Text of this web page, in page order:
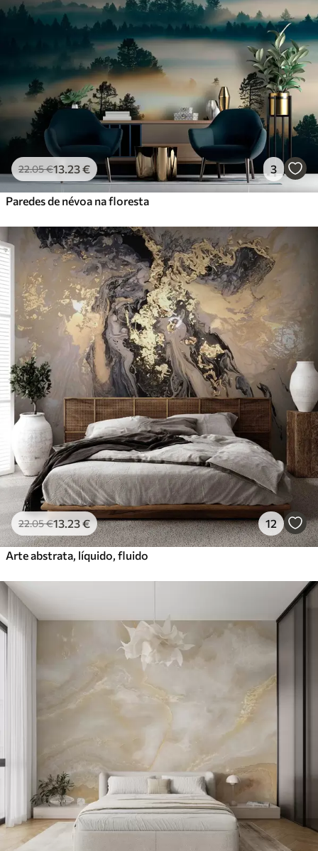
22.05€13 .23€ 3
Paredes de névoa na floresta
22.05€13.23€ 12
Arte abstrata, líquido, fluido